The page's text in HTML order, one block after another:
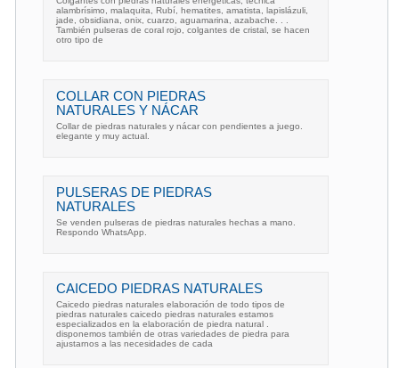
alambrísimo, malaquita, Rubí, hematites, amatista, lapislázuli,
jade, obsidiana, onix, cuarzo, aguamarina, azabache. . .
También pulseras de coral rojo, colgantes de cristal, se hacen
otro tipo de
COLLAR CON PIEDRAS
NATURALES Y NÁCAR
Collar de piedras naturales y nácar con pendientes a juego.
elegante y muy actual.
PULSERAS DE PIEDRAS
NATURALES
Se venden pulseras de piedras naturales hechas a mano.
Respondo WhatsApp.
CAICEDO PIEDRAS NATURALES
Caicedo piedras naturales elaboración de todo tipos de
piedras naturales caicedo piedras naturales estamos
especializados en la elaboración de piedra natural .
disponemos también de otras variedades de piedra para
ajustarnos a las necesidades de cada